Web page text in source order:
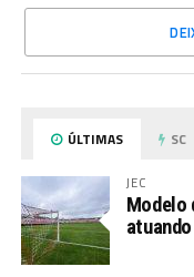
ÚLTIMAS SC
JEC
Modelo